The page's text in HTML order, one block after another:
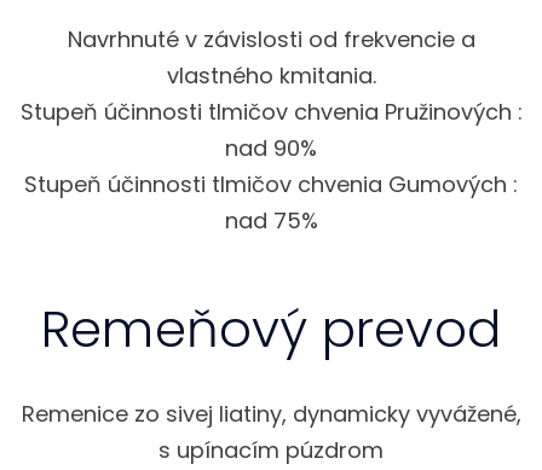
Navrhnuté v závislosti od frekvencie a
vlastného kmitania.
Stupeň účinnosti tlmičov chvenia Pružinových :
nad 90%
Stupeň účinnosti tlmičov chvenia Gumových :
nad 75%
Remeňový prevod
Remenice zo sivej liatiny, dynamicky vyvážené,
s upínacím púzdrom